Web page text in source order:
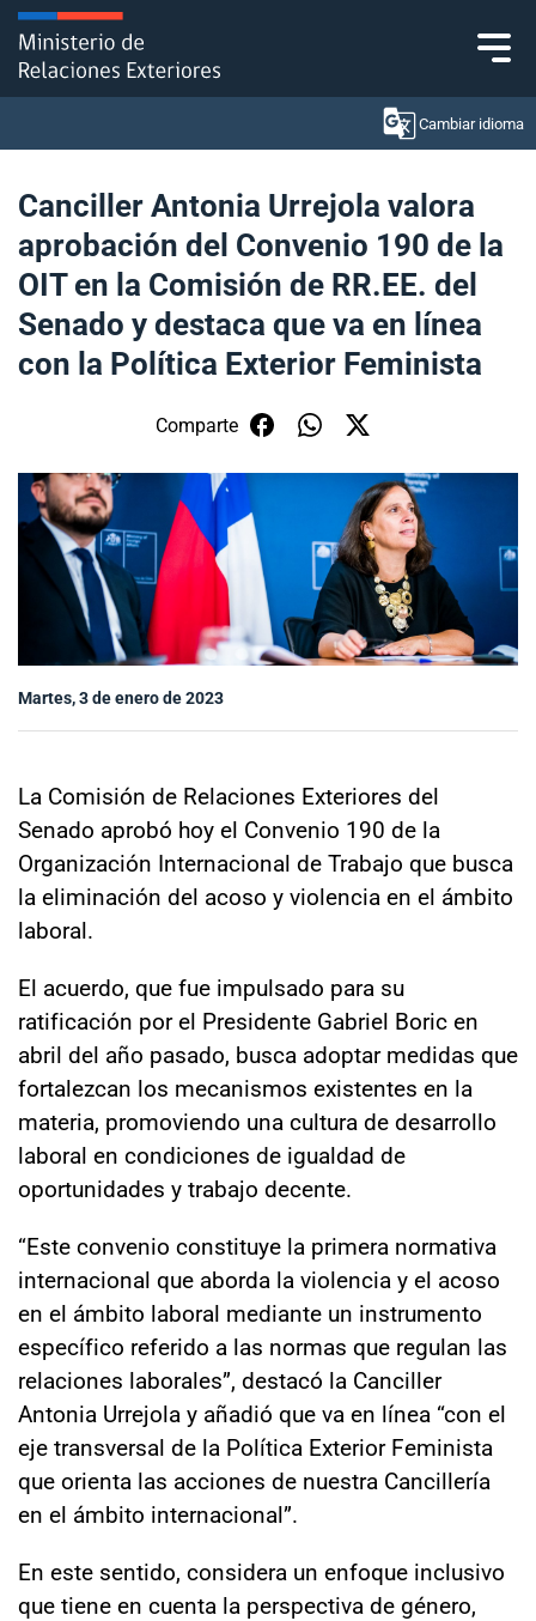
Click acá para ir directamente al contenido
Cambiar idioma
Ministerio
Política Exterior
Embajadas y consulados
Servicios ciudadanos
Subsecretaría de Relaciones Económicas
Internacionales
Sala de prensa
modo claro
Canciller Antonia Urrejola valora
aprobación del Convenio 190 de la
OIT en la Comisión de RR.EE. del
Senado y destaca que va en línea
con la Política Exterior Feminista
Comparte
Martes, 3 de enero de 2023
La Comisión de Relaciones Exteriores del
Senado aprobó hoy el Convenio 190 de la
Organización Internacional de Trabajo que busca
la eliminación del acoso y violencia en el ámbito
laboral.
El acuerdo, que fue impulsado para su
ratificación por el Presidente Gabriel Boric en
abril del año pasado, busca adoptar medidas que
fortalezcan los mecanismos existentes en la
materia, promoviendo una cultura de desarrollo
laboral en condiciones de igualdad de
oportunidades y trabajo decente.
“Este convenio constituye la primera normativa
internacional que aborda la violencia y el acoso
en el ámbito laboral mediante un instrumento
específico referido a las normas que regulan las
relaciones laborales”, destacó la Canciller
Antonia Urrejola y añadió que va en línea “con el
eje transversal de la Política Exterior Feminista
que orienta las acciones de nuestra Cancillería
en el ámbito internacional”.
En este sentido, considera un enfoque inclusivo
que tiene en cuenta la perspectiva de género,